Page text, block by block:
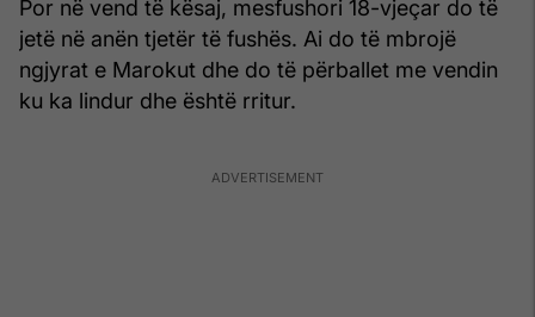
Por në vend të kësaj, mesfushori 18-vjeçar do të
jetë në anën tjetër të fushës. Ai do të mbrojë
ngjyrat e Marokut dhe do të përballet me vendin
ku ka lindur dhe është rritur.